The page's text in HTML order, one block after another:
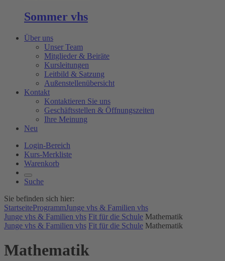
Sommer vhs
Über uns
Unser Team
Mitglieder & Beiräte
Kursleitungen
Leitbild & Satzung
Außenstellenübersicht
Kontakt
Kontaktieren Sie uns
Geschäftsstellen & Öffnungszeiten
Ihre Meinung
Neu
Login-Bereich
Kurs-Merkliste
Warenkorb
Suche
Sie befinden sich hier:
StartseiteProgrammJunge vhs & Familien vhs
Junge vhs & Familien vhs Fit für die Schule Mathematik
Junge vhs & Familien vhs Fit für die Schule Mathematik
Mathematik